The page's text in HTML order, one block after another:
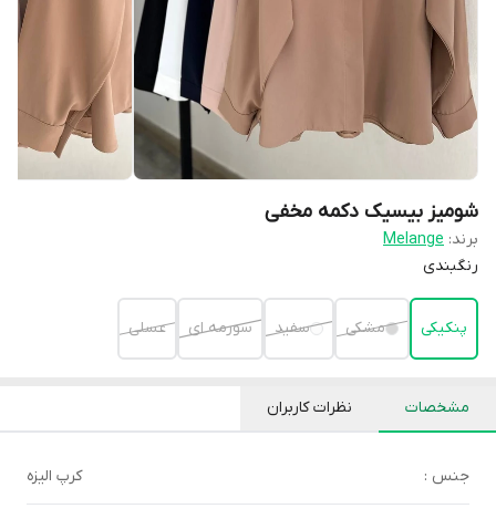
شومیز بیسیک دکمه مخفی
برند: Melange
رنگبندی
پنکیکی مشکی سفید سورمه ای عسلی
مشخصات نظرات کاربران
جنس : کرپ الیزه